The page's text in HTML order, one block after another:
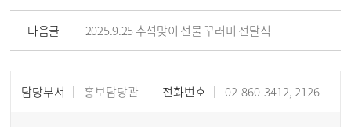
다음글 2025.9.25 추석맞이 선물 꾸러미 전달식
담당부서 홍보담당관 전화번호 02-860-3412, 2126